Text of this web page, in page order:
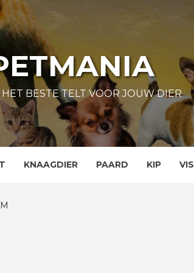
HET BESTE TELT VOOR JOUW DIER
KNAAGDIER PAARD KIP VIS